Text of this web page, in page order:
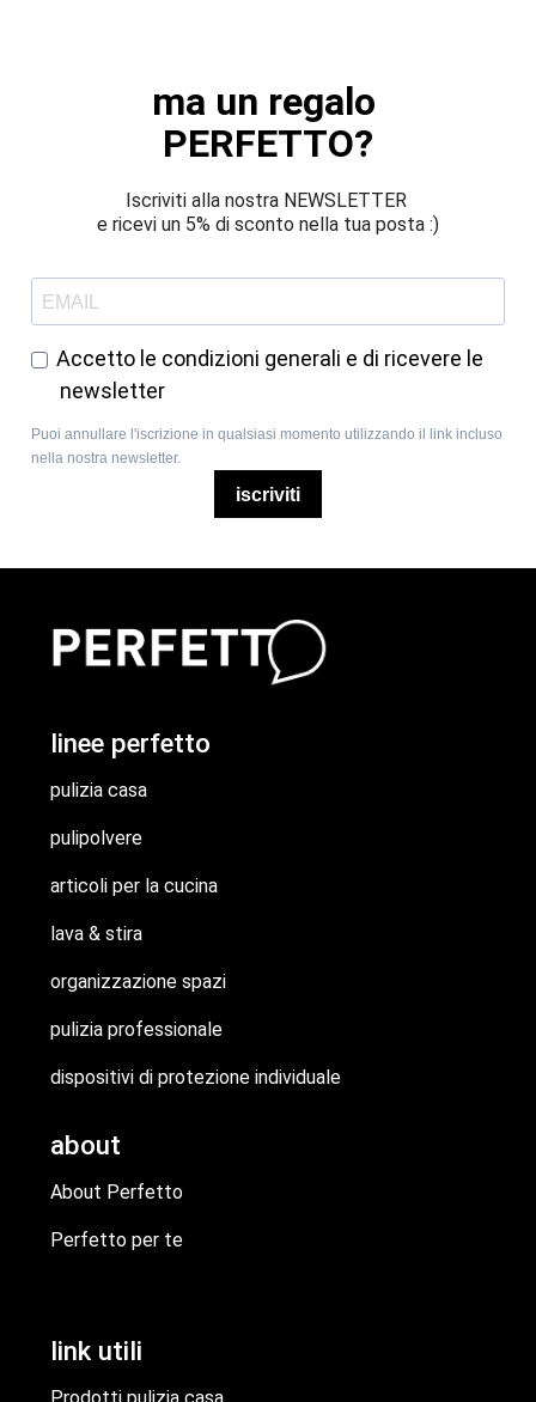
ma un regalo
PERFETTO?
Iscriviti alla nostra NEWSLETTER
e ricevi un 5% di sconto nella tua posta :)
Accetto le condizioni generali e di ricevere le
newsletter
Puoi annullare l'iscrizione in qualsiasi momento utilizzando il link incluso
nella nostra newsletter.
iscriviti
linee perfetto
pulizia casa
pulipolvere
articoli per la cucina
lava & stira
organizzazione spazi
pulizia professionale
dispositivi di protezione individuale
about
About Perfetto
Perfetto per te
link utili